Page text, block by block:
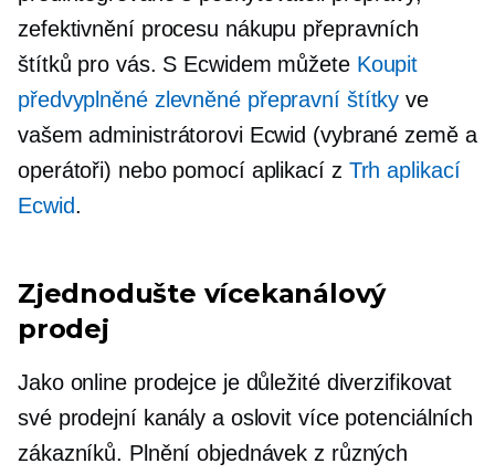
zefektivnění procesu nákupu přepravních
štítků pro vás. S Ecwidem můžete Koupit
předvyplněnézlevněné přepravní štítky ve
vašem administrátorovi Ecwid (vybrané země a
operátoři) nebo pomocí aplikací z Trh aplikací
Ecwid.
Zjednodušte vícekanálový
prodej
Jako online prodejce je důležité diverzifikovat
své prodejní kanály a oslovit více potenciálních
zákazníků. Plnění objednávek z různých